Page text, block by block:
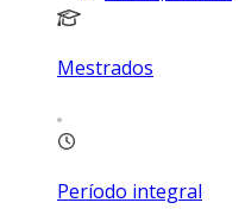
Mestrados
Período integral